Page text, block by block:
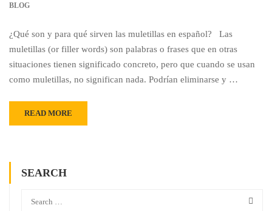
BLOG
¿Qué son y para qué sirven las muletillas en español? Las
muletillas (or filler words) son palabras o frases que en otras
situaciones tienen significado concreto, pero que cuando se usan
como muletillas, no significan nada. Podrían eliminarse y …
READ MORE
SEARCH